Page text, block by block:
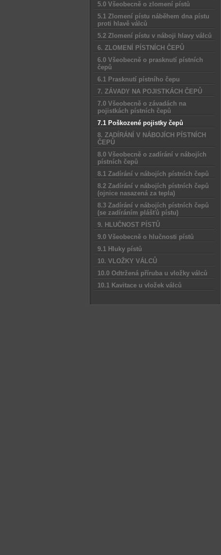
5.0 Všeobecně o zlomení pístů
5.1 Zlomení pístu náběhem dna pístu
proti hlavě válců
5.2 Zlomení pístu v náboji hlavy válců
6. ZLOMENÍ PÍSTNÍCH ČEPŮ
6.0 Všeobecně o prasknutí pístních
čepů
6.1 Prasknutí pístního čepu
7. ZÁVADY NA POJISTKÁCH ČEPŮ
7.0 Všeobecně o závadách na
pojistkách pístních čepů
7.1 Poškozené pojistky čepů
8. ZADÍRÁNÍ V NÁBOJÍCH PÍSTNÍCH
ČEPŮ
8.0 Všeobecně o zadírání v nábojích
pístních čepů
8.1 Zadírání v nábojích pístních čepů
8.2 Zadírání v nábojích pístních čepů
(ojnice nasazená za tepla)
8.3 Zadírání v nábojích pístních čepů
(se zadíráním plášťů pístu)
9. HLUČNOST PÍSTŮ
9.0 Všeobecně o hlučnosti pístů
9.1 Hluky pístů
10. VLOŽKY VÁLCŮ
10.0 Odtržená příruba u vložky válců
10.1 Kavitace u vložek válců